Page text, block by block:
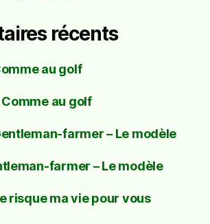
récents
au golf
Comme au golf
farmer – Le modèle
farmer – Le modèle
risque ma vie pour vous